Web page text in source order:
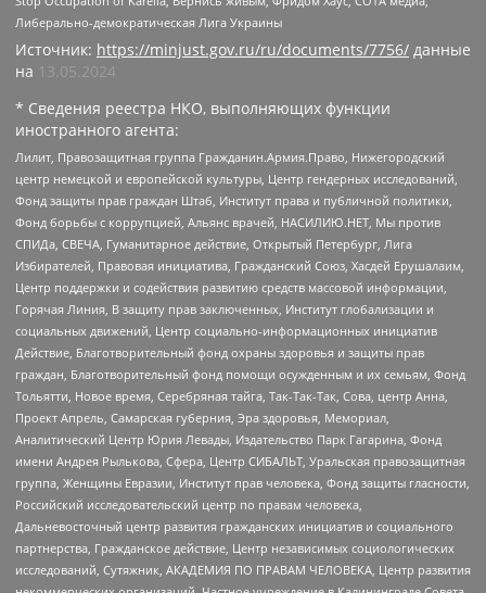
Либерально-демократическая Лига Украины
Источник: https://minjust.gov.ru/ru/documents/7756/ данные
на 13.05.2024
* Сведения реестра НКО, выполняющих функции
иностранного агента:
Лилит, Правозащитная группа Гражданин.Армия.Право, Нижегородский
центр немецкой и европейской культуры, Центр гендерных исследований,
Фонд защиты прав граждан Штаб, Институт права и публичной политики,
Фонд борьбы с коррупцией, Альянс врачей, НАСИЛИЮ.НЕТ, Мы против
СПИДа, СВЕЧА, Гуманитарное действие, Открытый Петербург, Лига
Избирателей, Правовая инициатива, Гражданский Союз, Хасдей Ерушалаим,
Центр поддержки и содействия развитию средств массовой информации,
Горячая Линия, В защиту прав заключенных, Институт глобализации и
социальных движений, Центр социально-информационных инициатив
Действие, Благотворительный фонд охраны здоровья и защиты прав
граждан, Благотворительный фонд помощи осужденным и их семьям, Фонд
Тольятти, Новое время, Серебряная тайга, Так-Так-Так, Сова, центр Анна,
Проект Апрель, Самарская губерния, Эра здоровья, Мемориал,
Аналитический Центр Юрия Левады, Издательство Парк Гагарина, Фонд
имени Андрея Рылькова, Сфера, Центр СИБАЛЬТ, Уральская правозащитная
группа, Женщины Евразии, Институт прав человека, Фонд защиты гласности,
Российский исследовательский центр по правам человека,
Дальневосточный центр развития гражданских инициатив и социального
партнерства, Гражданское действие, Центр независимых социологических
исследований, Сутяжник, АКАДЕМИЯ ПО ПРАВАМ ЧЕЛОВЕКА, Центр развития